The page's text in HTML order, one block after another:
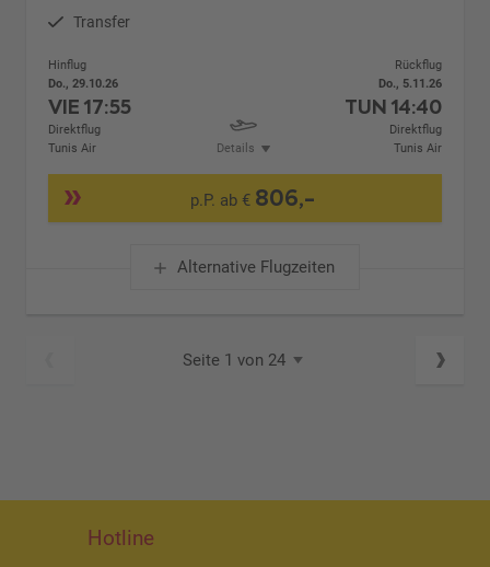
Transfer
Hinflug
Do., 29.10.26
VIE17:55
Direktflug
Tunis Air
Details
Rückflug
Do., 5.11.26
TUN 14:40
Direktflug
Tunis Air
p.P. ab € 806,-
Alternative Flugzeiten
Seite 1 von 24
Hotline